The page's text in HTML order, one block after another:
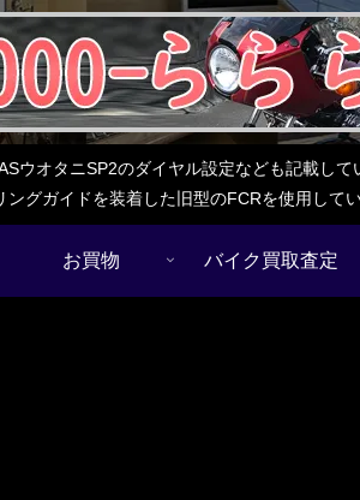
オタニSP2のダイヤル設定なども記載し
グガイドを装着した旧型のFCRを使用し
お買物 バイク買取査定